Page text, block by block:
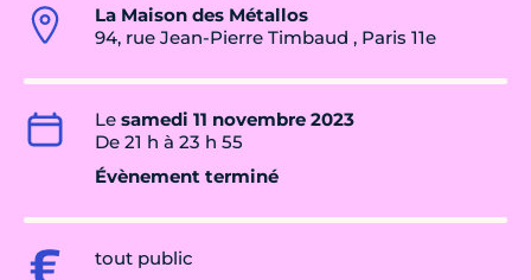
La Maison des Métallos
94, rue Jean-Pierre Timbaud , Paris 11e
Le samedi 11 novembre 2023
De 21 h à 23 h 55
Évènement terminé
tout public